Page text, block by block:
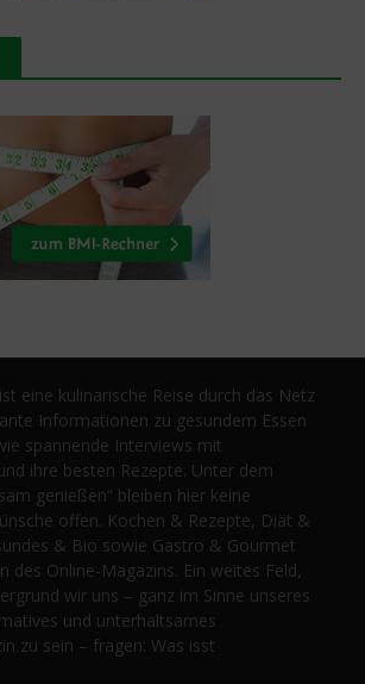
ist eine kulinarische Reise durch das Netz
Informationen zu gesundem Essen
spannende Interviews mit
ihre besten Rezepte. Unter dem
genießen“ bleiben hier keine
offen. Kochen & Rezepte, Diät &
& Bio sowie Gastro & Gourmet
des Online-Magazins. Ein weites Feld,
wir uns – ganz im Sinne unseres
und unterhaltsames
zu sein – fragen: Was isst